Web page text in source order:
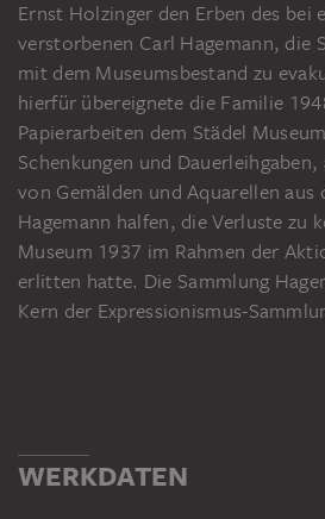
Ernst Holzinger den Erben des bei
verstorbenen Carl Hagemann, die
mit dem Museumsbestand zu
hierfür übereignete die Familie
Papierarbeiten dem Städel
Schenkungen und
von Gemälden und Aquarellen aus
Hagemann halfen, die Verluste zu
Museum 1937 im Rahmen der
erlitten hatte. Die Sammlung
Kern der Expressionismus-
WERKDATEN